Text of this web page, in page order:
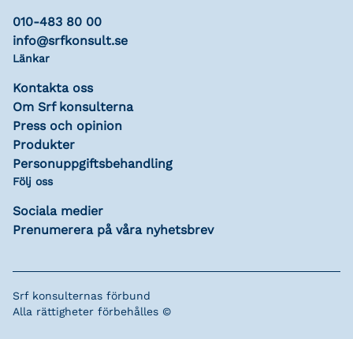
010-483 80 00
info@srfkonsult.se
Länkar
Kontakta oss
Om Srf konsulterna
Press och opinion
Produkter
Personuppgiftsbehandling
Följ oss
Sociala medier
Prenumerera på våra nyhetsbrev
Srf konsulternas förbund
Alla rättigheter förbehålles ©